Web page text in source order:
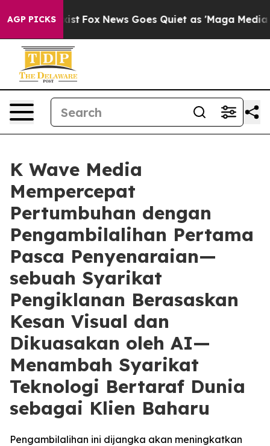
AGP PICKS
Exist Fox News Goes Quiet as 'Maga Media
K Wave Media
Mempercepat
Pertumbuhan dengan
Pengambilalihan Pertama
Pasca Penyenaraian—
sebuah Syarikat
Pengiklanan Berasaskan
Kesan Visual dan
Dikuasakan oleh AI—
Menambah Syarikat
Teknologi Bertaraf Dunia
sebagai Klien Baharu
Pengambilalihan ini dijangka akan meningkatkan